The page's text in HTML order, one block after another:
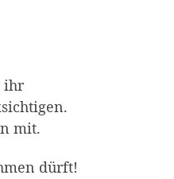
ihr
mit.
dürft!